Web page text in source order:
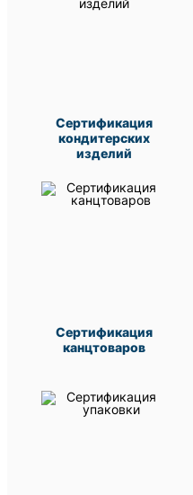
Сертификация
кондитерских
изделий
Сертификация
канцтоваров